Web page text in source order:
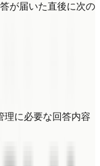
が届いた直後に次の
理に必要な回答内容